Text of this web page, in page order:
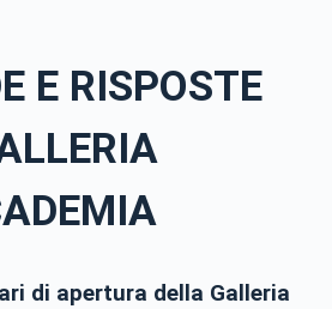
E RISPOSTE
di apertura della Galleria